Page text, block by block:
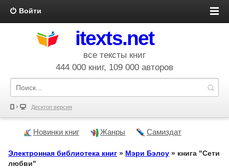
Войти
itexts.net
все тексты книг
444 000 книг, 109 000 авторов
Десктоп версия
Новинки книг Жанры Самиздат
Электронная библиотека книг » Мэри Бэлоу » книга "Сети
любви"